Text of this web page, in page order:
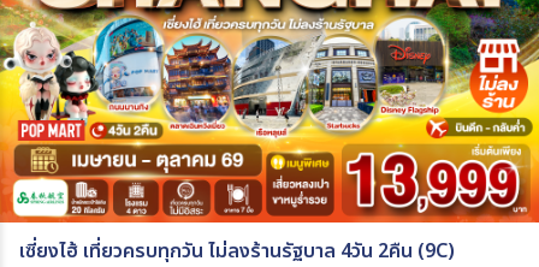
เซี่ยงไฮ้ เที่ยวครบทุกวัน ไม่ลงร้านรัฐบาล 4วัน 2คืน (9C)